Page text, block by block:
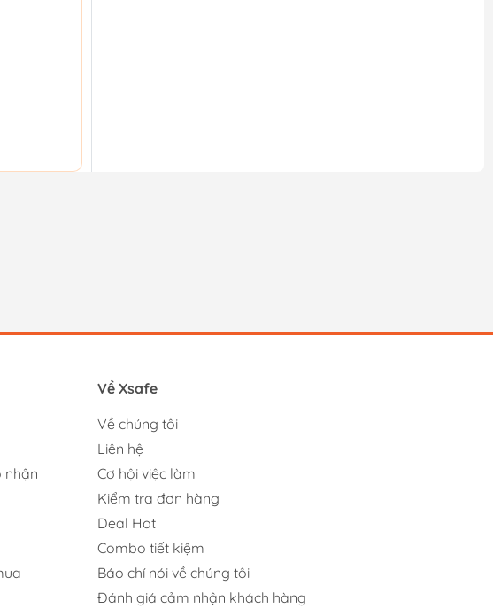
nhận
Về Xsafe
Về chúng tôi
Liên hệ
Cơ hội việc làm
Kiểm tra đơn hàng
Deal Hot
Combo tiết kiệm
Báo chí nói về chúng tôi
Đánh giá cảm nhận khách hàng